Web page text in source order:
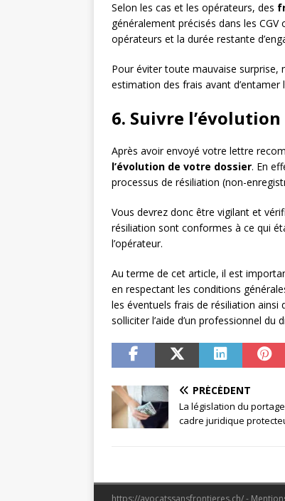
Selon les cas et les opérateurs, des
généralement précisés dans les
opérateurs et la durée restante
Pour éviter toute mauvaise surprise,
estimation des frais avant d’entamer
6. Suivre
Après avoir envoyé votre lettre
l’évolution de votre dossier. En
processus de résiliation (non-
Vous devrez donc être vigilant et
résiliation sont conformes à ce qui
l’opérateur.
Au terme de cet article, il est
en respectant les conditions
les éventuels frais de résiliation ainsi
solliciter l’aide d’un professionnel
PRÉCÉDENT
La législation du
cadre juridique
https://avocatssansfrontieres.ch/ -